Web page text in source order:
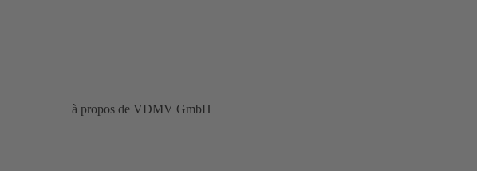
à propos de VDMV GmbH